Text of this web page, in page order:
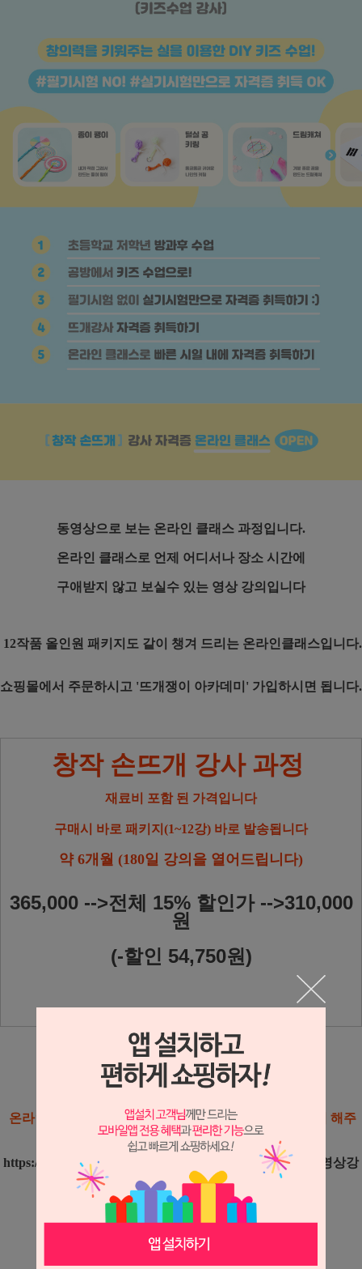
동영상으로 보는 온라인 클래스 과정입니다.
온라인 클래스로 언제 어디서나 장소 시간에
구애받지 않고 보실수 있는 영상 강의입니다
12작품 올인원 패키지도 같이 챙겨 드리는 온라인클래스입니다.
쇼핑몰에서 주문하시고 '뜨개쟁이 아카데미' 가입하시면 됩니다.
창작 손뜨개 강사 과정
재료비 포함 된 가격입니다
구매시 바로 패키지(1~12강) 바로 발송됩니다
약 6개월 (180일 강의을 열어드립니다)
365,000 -->전체 15% 할인가 -->310,000
원
(-할인 54,750원)
'창작 손뜨개 온라인 클래스'를 주문하신분들은
온라인 클래스 홈페이지(뜨개쟁이 아카데미)에 회원가입 해주
세요.
https://www.knitteracademy.kr/
← 뜨개쟁이 아카데미(동영상강
의 시청)
회원등록 후 내강의실에서 열어서 보시면 됩니다
진도체크와 응시자격 확인을 위하여 회원등록을 꼭